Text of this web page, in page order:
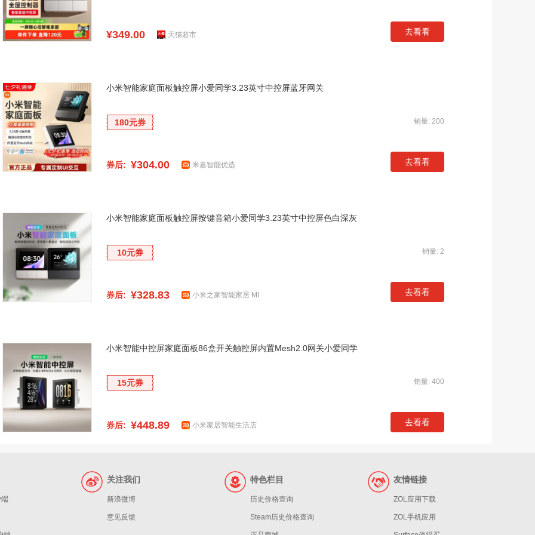
¥349.00 天猫超市 去看看
小米智能家庭面板触控屏小爱同学3.23英寸中控屏蓝牙网关
180元券 销量: 200
券后: ¥304.00 米嘉智能优选 去看看
小米智能家庭面板触控屏按键音箱小爱同学3.23英寸中控屏色白深灰
10元券 销量: 2
券后: ¥328.83 小米之家智能家居 MI 去看看
小米智能中控屏家庭面板86盒开关触控屏内置Mesh2.0网关小爱同学
15元券 销量: 400
券后: ¥448.89 小米家居智能生活店 去看看
关注我们
新浪微博
意见反馈
特色栏目
历史价格查询
Steam历史价格查询
友情链接
ZOL应用下载
ZOL手机应用